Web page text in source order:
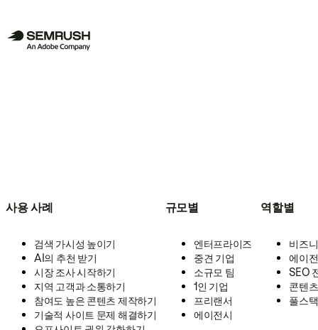
사용 사례
검색 가시성 높이기
AI의 추천 받기
시장 조사 시작하기
지역 고객과 소통하기
참여도 높은 콘텐츠 제작하기
기술적 사이트 문제 해결하기
규모별
엔터프라이즈
중견 기업
소규모 팀
1인 기업
프리랜서
에이전시
역할별
비즈
에이
SEO
콘텐
풀스